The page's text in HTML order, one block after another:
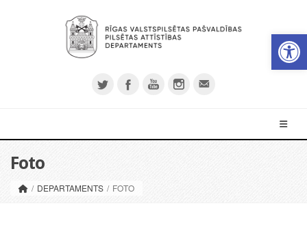
Foto
/ DEPARTAMENTS / FOTO